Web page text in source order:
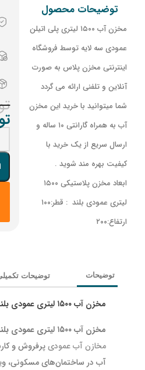
توضیحات محصول
مخزن آب ۱۵۰۰ لیتری پلی اتیلن
عمودی سه لایه توسط فروشگاه
اینترنتی مخزن پلاس به صورت
آنلاین و تلفنی ارائه می گردد
شما میتوانید با خرید این مخزن
آب به همراه گارانتی ۱۰ ساله و
ارسال سریع از یک خرید با
کیفیت بهره مند شوید .
لیتری عمودی بلند : قطر:۱۰۰
ارتفاع:۲۰۰
توضیحات توضیحات
مخزن آب ۱۵۰۰ لیتری عمودی بلند سه لایه
مخزن آب ۱۵۰۰ لیتری عمودی بلند سه لایه
مخازن آب عمودیپرفروش و
آب در ساختمان‌های مسکونی،